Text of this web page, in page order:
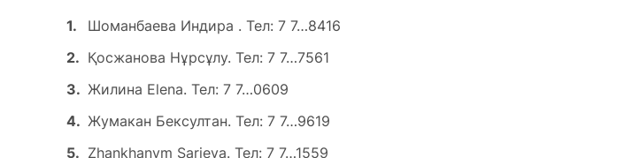
Шоманбаева Индира . Тел: 7 7…8416
Қосжанова Нұрсұлу. Тел: 7 7…7561
Жилина Elena. Тел: 7 7…0609
Жумакан Бексултан. Тел: 7 7…9619
Zhankhanym Sarieva. Тел: 7 7…1559